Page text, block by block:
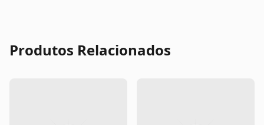
Produtos Relacionados